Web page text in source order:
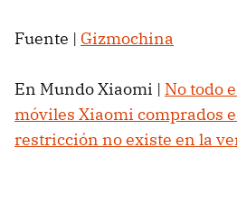
Fuente | Gizmochina
En Mundo Xiaomi | No todo
móviles Xiaomi comprados
restricción no existe en la